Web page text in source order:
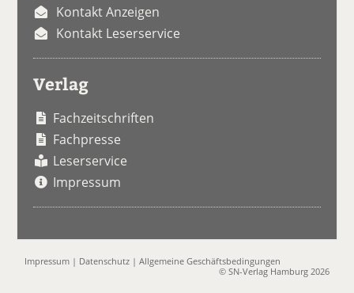
Kontakt Anzeigen
Kontakt Leserservice
Verlag
Fachzeitschriften
Fachpresse
Leserservice
Impressum
Impressum | Datenschutz |Allgemeine Geschäftsbedingungen
© SN-Verlag Hamburg 2026